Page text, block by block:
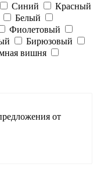
Синий
Красный
Белый
Фиолетовый
Бирюзовый
вишня
от